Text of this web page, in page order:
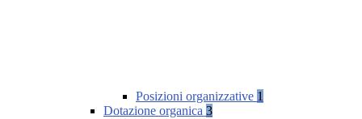
Posizioni organizzative 1
Dotazione organica 3